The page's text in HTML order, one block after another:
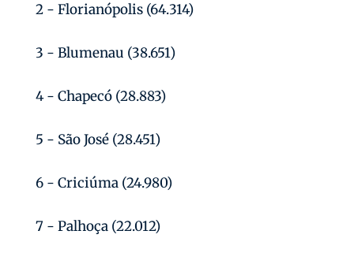
2 - Florianópolis (64.314)
3 - Blumenau (38.651)
4 - Chapecó (28.883)
5 - São José (28.451)
6 - Criciúma (24.980)
7 - Palhoça (22.012)